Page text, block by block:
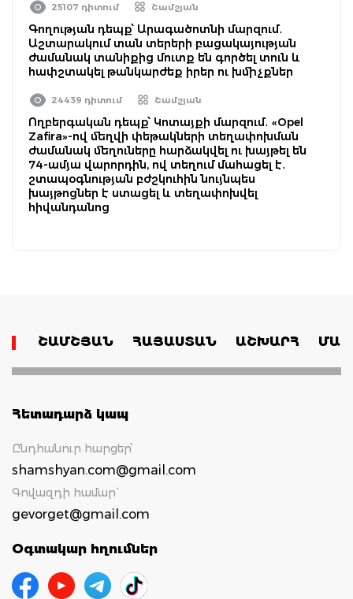
25107 դիտում Շամշյան
Գողության դեպք՝ Արագածոտնի մարզում․
Աշտարակում տան տերերի բացակայության
ժամանակ տանիքից մուտք են գործել տուն և
հափշտակել թանկարժեք իրեր ու խմիչքներ
24439 դիտում Շամշյան
Ողբերգական դեպք՝ Կոտայքի մարզում․ «Opel
Zafira»-ով մեղվի փեթակների տեղափոխման
ժամանակ մեղուները հարձակվել ու խայթել են
74-ամյա վարորդին, ով տեղում մահացել է․
շտապօգնության բժշկուհին նույնպես
խայթոցներ է ստացել և տեղափոխվել
հիվանդանոց
ՇԱՄՇՅԱՆ ՀԱՅԱՍՏԱՆ ԱՇԽԱՐՀ
Հետադարձ կապ
Ընդհանուր հարցեր՝
shamshyan.com@gmail.com
Գովազդի համար`
gevorget@gmail.com
Օգտակար հղումներ